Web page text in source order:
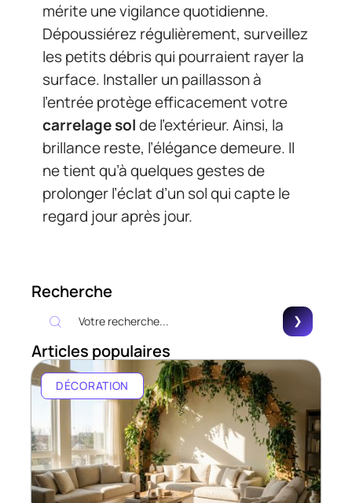
mérite une vigilance quotidienne.
Dépoussiérez régulièrement, surveillez
les petits débris qui pourraient rayer la
surface. Installer un paillasson à
l’entrée protège efficacement votre
carrelage solde l’extérieur. Ainsi, la
brillance reste, l’élégance demeure. Il
ne tient qu’à quelques gestes de
prolonger l’éclat d’un sol qui capte le
regard jour après jour.
Recherche
Articles populaires
DÉCORATION